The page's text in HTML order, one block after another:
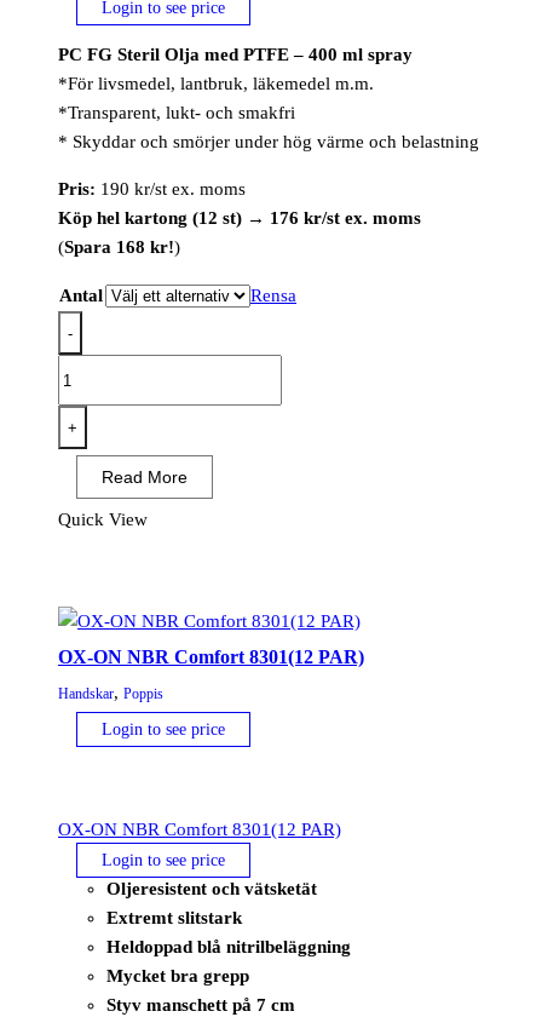
Login to see price
PC FG Steril Olja med PTFE – 400 ml spray
*För livsmedel, lantbruk, läkemedel m.m.
*Transparent, lukt- och smakfri
* Skyddar och smörjer under hög värme och belastning
Pris: 190 kr/st ex. moms
Köp hel kartong (12 st) → 176 kr/st ex. moms
(Spara 168 kr!)
Antal Rensa
-
STERIL
OLIE
PTFE
mängd
+
Read More
Quick View
OX-ON NBR Comfort 8301(12 PAR)
Handskar, Poppis
Login to see price
OX-ON NBR Comfort 8301(12 PAR)
Login to see price
Oljeresistent och vätsketät
Extremt slitstark
Heldoppad blå nitrilbeläggning
Mycket bra grepp
Styv manschett på 7 cm